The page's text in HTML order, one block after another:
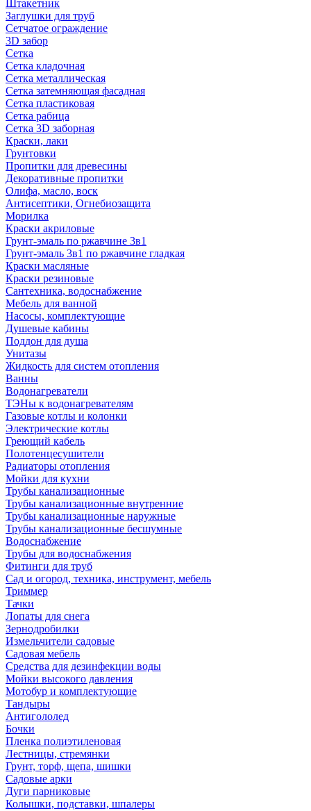
Штакетник
Заглушки для труб
Сетчатое ограждение
3D забор
Сетка
Сетка кладочная
Сетка металлическая
Сетка затемняющая фасадная
Сетка пластиковая
Сетка рабица
Сетка 3D заборная
Краски, лаки
Грунтовки
Пропитки для древесины
Декоративные пропитки
Олифа, масло, воск
Антисептики, Огнебиозащита
Морилка
Краски акриловые
Грунт-эмаль по ржавчине 3в1
Грунт-эмаль 3в1 по ржавчине гладкая
Краски масляные
Краски резиновые
Сантехника, водоснабжение
Мебель для ванной
Насосы, комплектующие
Душевые кабины
Поддон для душа
Унитазы
Жидкость для систем отопления
Ванны
Водонагреватели
ТЭНы к водонагревателям
Газовые котлы и колонки
Электрические котлы
Греющий кабель
Полотенцесушители
Радиаторы отопления
Мойки для кухни
Трубы канализационные
Трубы канализационные внутренние
Трубы канализационные наружные
Трубы канализационные бесшумные
Водоснабжение
Трубы для водоснабжения
Фитинги для труб
Сад и огород, техника, инструмент, мебель
Триммер
Тачки
Лопаты для снега
Зернодробилки
Измельчители садовые
Садовая мебель
Средства для дезинфекции воды
Мойки высокого давления
Мотобур и комплектующие
Тандыры
Антигололед
Бочки
Пленка полиэтиленовая
Лестницы, стремянки
Грунт, торф, щепа, шишки
Садовые арки
Дуги парниковые
Колышки, подставки, шпалеры